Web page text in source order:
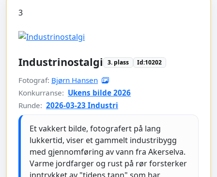
3
Industrinostalgi 3. plass Id:10202
Fotograf: Bjørn Hansen
Konkurranse: Ukens bilde 2026
Runde: 2026-03-23 Industri
Et vakkert bilde, fotografert på lang
lukkertid, viser et gammelt industribygg
med gjennomføring av vann fra Akerselva.
Varme jordfarger og rust på rør forsterker